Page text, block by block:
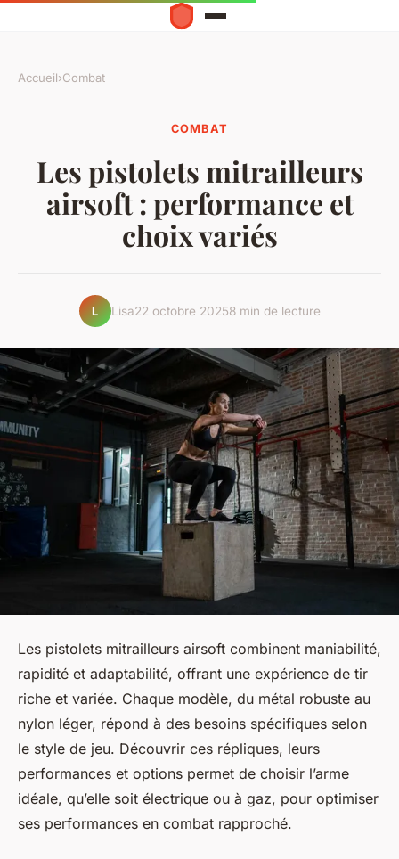
Accueil›Combat
COMBAT
Les pistolets mitrailleurs
airsoft : performance et
choix variés
L Lisa22 octobre 20258 min de lecture
Les pistolets mitrailleurs airsoft combinent maniabilité,
rapidité et adaptabilité, offrant une expérience de tir
riche et variée. Chaque modèle, du métal robuste au
nylon léger, répond à des besoins spécifiques selon
le style de jeu. Découvrir ces répliques, leurs
performances et options permet de choisir l’arme
idéale, qu’elle soit électrique ou à gaz, pour optimiser
ses performances en combat rapproché.